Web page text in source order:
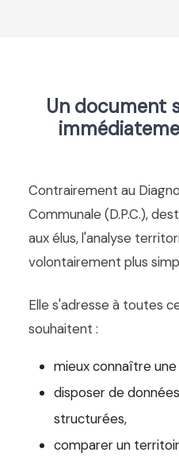
Un document
Contrairement au
Communale (D.P.C.),
aux élus, l'analyse
volontairement plus
Elle s'adresse à toutes
souhaitent :
mieux connaître
disposer de
structurées,
comparer un